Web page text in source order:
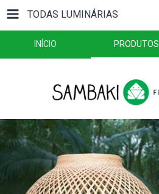
TODAS LUMINÁRIAS
INÍCIO PRODUTOS